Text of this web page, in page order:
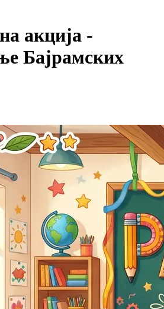
акција -
Бајрамских